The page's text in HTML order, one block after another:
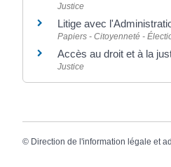
Justice
Litige avec
Papiers - Citoyenneté -
Accès au droit et à la
Justice
© Direction de l'information légale et